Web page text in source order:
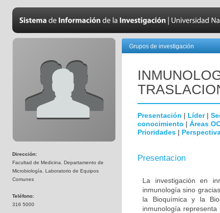
Dirección:
Facultad de Medicina. Departamento de
Microbiología. Laboratorio de Equipos
Comunes
Teléfono:
316 5000
Grupos de investigación
Presentación | Líder|
conocimiento | Áreas
Prioridades |
Presentacion
La investigación en
inmunología sino
la Bioquímica y la
inmunología